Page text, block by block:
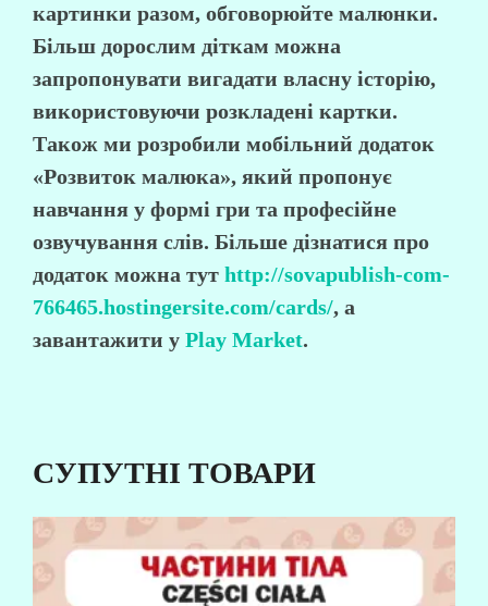
картинки разом, обговорюйте малюнки.
Більш дорослим діткам можна
запропонувати вигадати власну історію,
використовуючи розкладені картки.
Також ми розробили мобільний додаток
«Розвиток малюка», який пропонує
навчання у формі гри та професійне
озвучування слів. Більше дізнатися про
додаток можна тут http://sovapublish-com-
766465.hostingersite.com/cards/, а
завантажити у Play Market.
СУПУТНІ ТОВАРИ